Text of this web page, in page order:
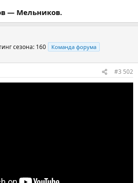
— Мельников.
сезона: 160 Команда форума
#3 502